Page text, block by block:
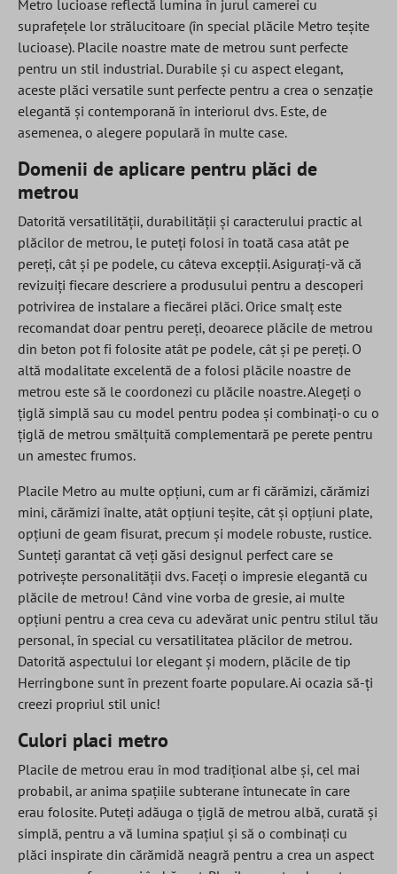
Metro lucioase reflectă lumina în jurul camerei cu
suprafețele lor strălucitoare (în special plăcile Metro teșite
lucioase). Placile noastre mate de metrou sunt perfecte
pentru un stil industrial. Durabile și cu aspect elegant,
aceste plăci versatile sunt perfecte pentru a crea o senzație
elegantă și contemporană în interiorul dvs. Este, de
asemenea, o alegere populară în multe case.
Domenii de aplicare pentru plăci de
metrou
Datorită versatilității, durabilității și caracterului practic al
plăcilor de metrou, le puteți folosi în toată casa atât pe
pereți, cât și pe podele, cu câteva excepții. Asigurați-vă că
revizuiți fiecare descriere a produsului pentru a descoperi
potrivirea de instalare a fiecărei plăci. Orice smalț este
recomandat doar pentru pereți, deoarece plăcile de metrou
din beton pot fi folosite atât pe podele, cât și pe pereți. O
altă modalitate excelentă de a folosi plăcile noastre de
metrou este să le coordonezi cu plăcile noastre. Alegeți o
țiglă simplă sau cu model pentru podea și combinați-o cu o
țiglă de metrou smălțuită complementară pe perete pentru
un amestec frumos.
Placile Metro au multe opțiuni, cum ar fi cărămizi, cărămizi
mini, cărămizi înalte, atât opțiuni teșite, cât și opțiuni plate,
opțiuni de geam fisurat, precum și modele robuste, rustice.
Sunteți garantat că veți găsi designul perfect care se
potrivește personalității dvs. Faceți o impresie elegantă cu
plăcile de metrou! Când vine vorba de gresie, ai multe
opțiuni pentru a crea ceva cu adevărat unic pentru stilul tău
personal, în special cu versatilitatea plăcilor de metrou.
Datorită aspectului lor elegant și modern, plăcile de tip
Herringbone sunt în prezent foarte populare. Ai ocazia să-ți
creezi propriul stil unic!
Culori placi metro
Placile de metrou erau în mod tradițional albe și, cel mai
probabil, ar anima spațiile subterane întunecate în care
erau folosite. Puteți adăuga o țiglă de metrou albă, curată și
simplă, pentru a vă lumina spațiul și să o combinați cu
plăci inspirate din cărămidă neagră pentru a crea un aspect